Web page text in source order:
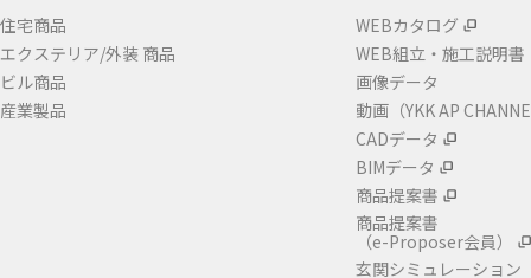
住宅商品
エクステリア/外装 商品
ビル商品
産業製品
WEBカタログ
WEB組立・施工説明書
画像データ
動画（YKK AP
CADデータ
BIMデータ
商品提案書
商品提案書
（e-Proposer会員）
玄関シミュレーション